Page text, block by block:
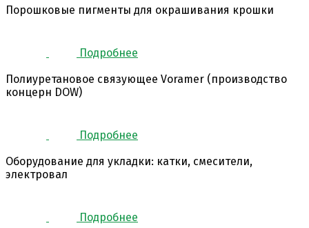
Порошковые пигменты для окрашивания крошки
Подробнее
Полиуретановое связующее Voramer (производство
концерн DOW)
Подробнее
Оборудование для укладки: катки, смесители,
электровал
Подробнее